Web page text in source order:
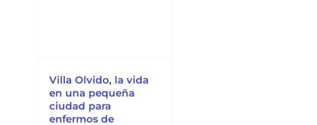
Villa Olvido, la vida
en una pequeña
ciudad para
enfermos de